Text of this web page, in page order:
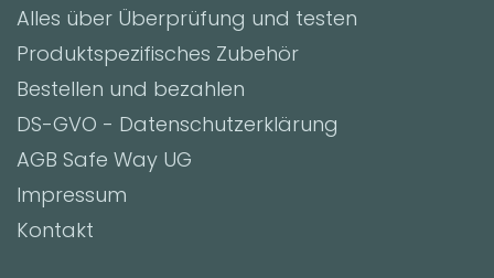
Alles über Überprüfung und testen
Produktspezifisches Zubehör
Bestellen und bezahlen
DS-GVO - Datenschutzerklärung
AGB Safe Way UG
Impressum
Kontakt